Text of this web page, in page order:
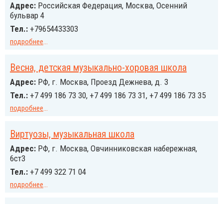
Адрес: Российcкая Федерация, Москва, Осенний
бульвар 4
Тел.: +79654433303
подробнее...
Весна, детская музыкально-хоровая школа
Адрес: РФ, г. Москва, Проезд Дежнева, д. 3
Тел.: +7 499 186 73 30, +7 499 186 73 31, +7 499 186 73 35
подробнее...
Виртуозы, музыкальная школа
Адрес: РФ, г. Москва, Овчинниковская набережная,
6ст3
Тел.: +7 499 322 71 04
подробнее...